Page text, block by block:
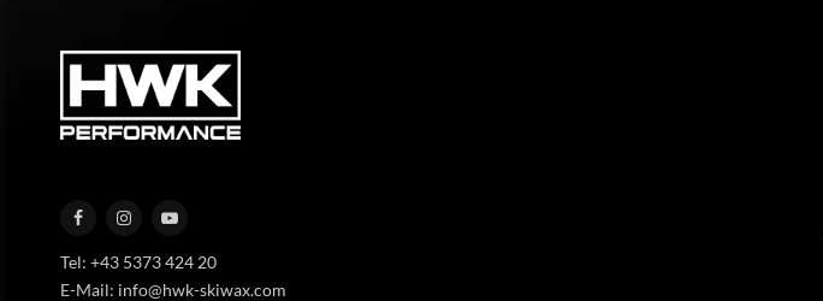
Tel: +43 5373 424 20
E-Mail: info@hwk-skiwax.com